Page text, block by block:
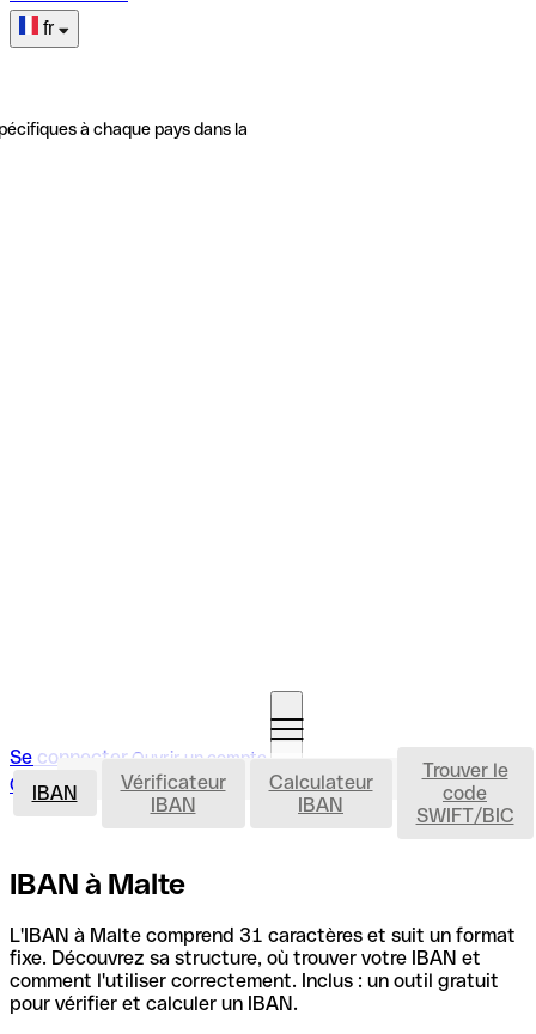
fr
à chaque pays dans la
Se connecter Ouvrir un compte
Ouvrir un compte IBAN
IBAN
Vérificateur
IBAN
Calculateur
IBAN
Trouver le
code
SWIFT/BIC
IBAN à Malte
L'IBAN à Malte comprend 31 caractères et suit un format
fixe. Découvrez sa structure, où trouver votre IBAN et
comment l'utiliser correctement. Inclus : un outil gratuit
pour vérifier et calculer un IBAN.